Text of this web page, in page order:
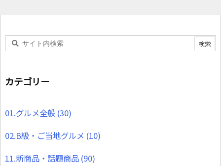
カテゴリー
01.グルメ全般 (30)
02.B級・ご当地グルメ (10)
11.新商品・話題商品 (90)